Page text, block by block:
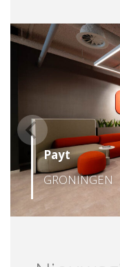
Payt
GRONINGEN